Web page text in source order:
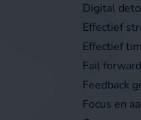
Digital
Effectief
Effectief
Fail
Feedback
Focus en